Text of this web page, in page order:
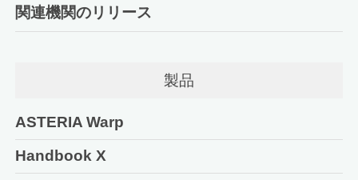
関連機関のリリース
製品
ASTERIA Warp
Handbook X